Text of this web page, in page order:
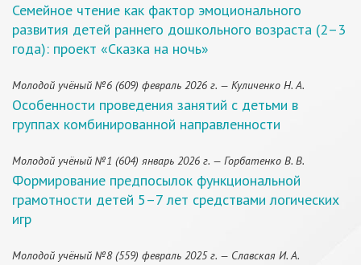
Семейное чтение как фактор эмоционального
развития детей раннего дошкольного возраста (2–3
года): проект «Сказка на ночь»
Молодой учёный №6 (609) февраль 2026 г. — Куличенко Н. А.
Особенности проведения занятий с детьми в
группах комбинированной направленности
Молодой учёный №1 (604) январь 2026 г. — Горбатенко В. В.
Формирование предпосылок функциональной
грамотности детей 5–7 лет средствами логических
игр
Молодой учёный №8 (559) февраль 2025 г. — Славская И. А.